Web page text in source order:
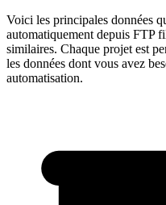
Voici les principales données
automatiquement depuis FTP
similaires. Chaque projet est
les données dont vous avez
automatisation.